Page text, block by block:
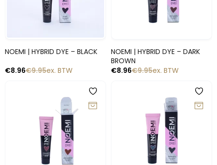
NOEMI | HYBRID DYE – BLACK
€9.95
€8.96 ex. BTW
NOEMI | HYBRID DYE – DARK
BROWN
€9.95
€8.96 ex. BTW